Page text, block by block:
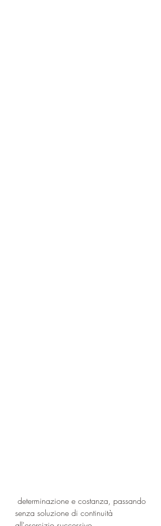
senza soluzione di continuità